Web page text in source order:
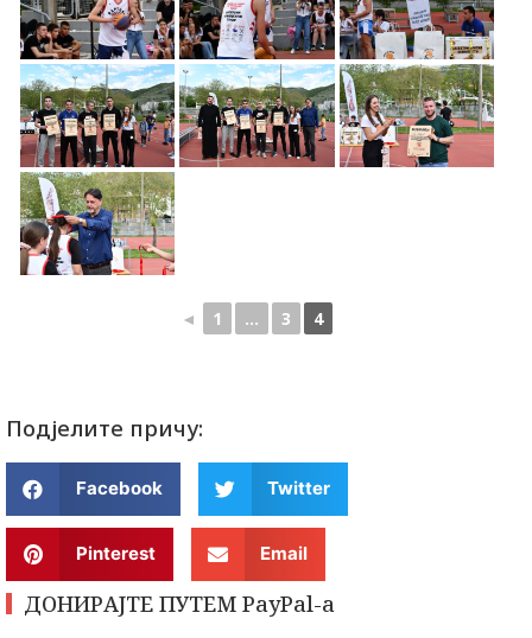
◄ 1 ... 3 4
Подјелите причу:
Facebook Twitter
Pinterest Email
ДОНИРАЈТЕ ПУТЕМ PayPal-a